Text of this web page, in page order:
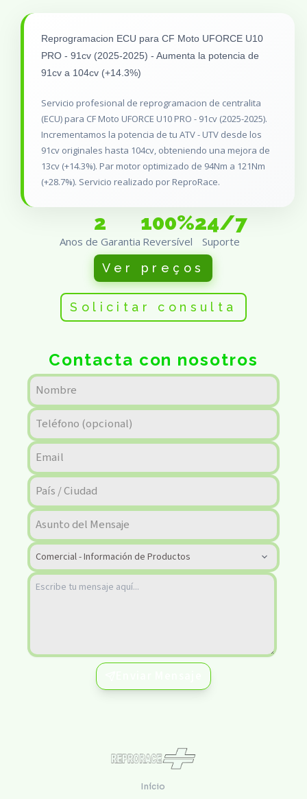
Reprogramacion ECU para CF Moto UFORCE U10
PRO - 91cv (2025-2025) - Aumenta la potencia de
91cv a 104cv (+14.3%)
Servicio profesional de reprogramacion de centralita
(ECU) para CF Moto UFORCE U10 PRO - 91cv (2025-2025).
Incrementamos la potencia de tu ATV - UTV desde los
91cv originales hasta 104cv, obteniendo una mejora de
13cv (+14.3%). Par motor optimizado de 94Nm a 121Nm
(+28.7%). Servicio realizado por ReproRace.
2
Anos de Garantia
100%
Reversível
24/7
Suporte
Ver preços
Solicitar consulta
Contacta con nosotros
Início